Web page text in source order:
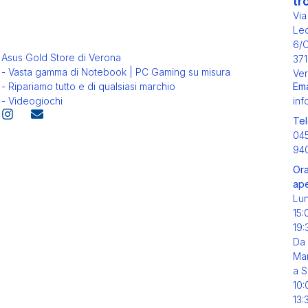
Asus Gold Store di Verona
- Vasta gamma di Notebook | PC Gaming su misura
- Ripariamo tutto e di qualsiasi marchio
- Videogiochi
Via
6/
Da
a